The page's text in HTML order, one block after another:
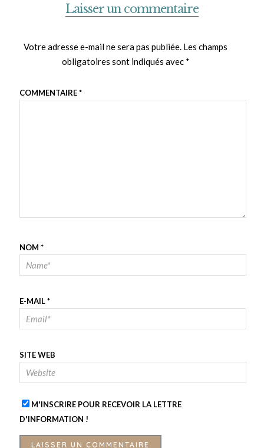
Laisser un commentaire
Votre adresse e-mail ne sera pas publiée. Les champs
obligatoires sont indiqués avec *
COMMENTAIRE*
NOM *
E-MAIL*
SITE WEB
M'INSCRIRE POUR RECEVOIR LA LETTRE
D'INFORMATION !